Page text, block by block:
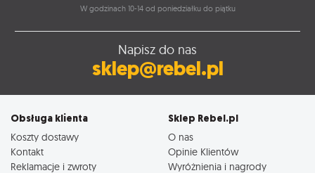
W godzinach 10-14 od poniedziałku do piątku
Napisz do nas
sklep@rebel.pl
Obsługa klienta
Koszty dostawy
Kontakt
Reklamacje i zwroty
Sklep Rebel.pl
O nas
Opinie Klientów
Wyróżnienia i nagrody